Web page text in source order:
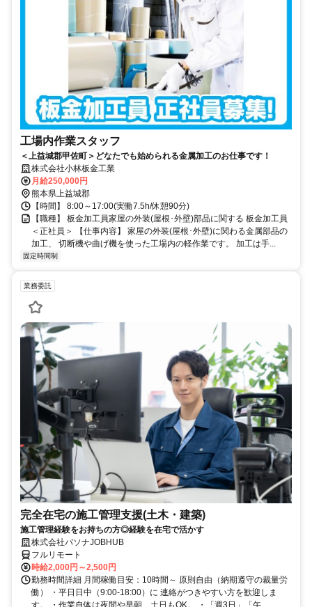
工場内作業スタッフ
＜上益城郡甲佐町＞どなたでも始められる金属加工のお仕事です！
株式会社小林板金工業
月給250,000円
熊本県上益城郡
【時間】 8:00～17:00(実働7.5h/休憩90分)
【職種】 板金加工員家屋の外装(屋根･外壁)部品に関する 板金加工員
＜正社員＞ 【仕事内容】 家屋の外装(屋根･外壁)に関わる金属部品の
加工、 切断機や曲げ機を使った工場内の軽作業です。 加工は手...
固定時間制
業務委託
完全在宅の施工管理支援(土木・建築)
施工管理経験をお持ちの方◎経験を在宅で活かす
株式会社パソナJOBHUB
フルリモート
時給2,000円～2,500円
勤務時間詳細 月間稼働目安：10時間～ 原則自由（納期遵守の裁量労
働） ・平日日中（9:00-18:00）に 連絡がつきやすい方を歓迎しま
す。 ・作業自体は夜間や早朝、土日もOK。 ・「週3日」「午...